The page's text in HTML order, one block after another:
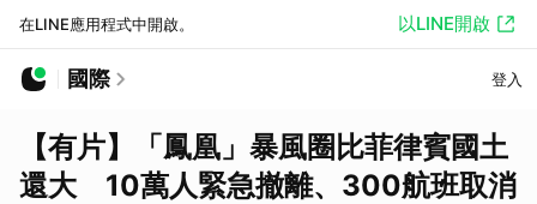
在LINE應用程式中開啟。 以LINE開啟
國際 登入
【有片】「鳳凰」暴風圈比菲律賓國土
還大 10萬人緊急撤離、300航班取消